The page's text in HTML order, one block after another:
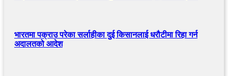
भारतमा पक्राउ परेका सर्लाहीका दुई किसानलाई धरौटीमा रिहा गर्न
अदालतको आदेश